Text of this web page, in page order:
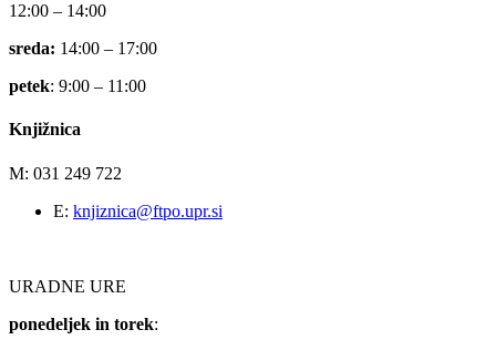
12:00 – 14:00
sreda: 14:00 – 17:00
petek: 9:00 – 11:00
Knjižnica
M: 031 249 722
E: knjiznica@ftpo.upr.si
URADNE URE
ponedeljek in torek: